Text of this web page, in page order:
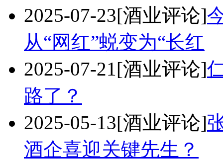
2025-07-23[酒业评论]
从“网红”蜕变为“长红
2025-07-21[酒业评论]
路了？
2025-05-13[酒业评论]
酒企喜迎关键先生？